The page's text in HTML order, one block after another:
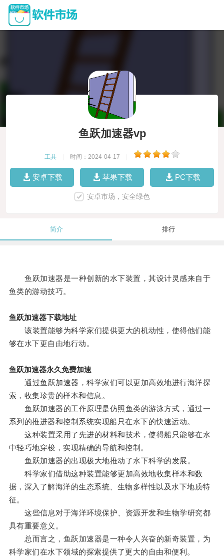
鱼跃加速器vp
工具 时间：2024-04-17
安卓下载 苹果下载 PC下载
安卓市场，安全绿色
简介 排行
鱼跃加速器是一种创新的水下装置，其设计灵感来自于
鱼类的游动技巧。
鱼跃加速器下载地址
该装置能够为科学家们提供更大的机动性，使得他们能
够在水下更自由地行动。
鱼跃加速器永久免费加速
通过鱼跃加速器，科学家们可以更加高效地进行海洋探
索，收集珍贵的样本和信息。
鱼跃加速器的工作原理是仿照鱼类的游泳方式，通过一
系列的推进器和控制系统实现船只在水下的快速运动。
这种装置采用了先进的材料和技术，使得船只能够在水
中轻巧地穿梭，实现精确的导航和控制。
鱼跃加速器的出现极大地推动了水下科学的发展。
科学家们借助这种装置能够更加高效地收集样本和数
据，深入了解海洋的生态系统、生物多样性以及水下地质特
征。
这些信息对于海洋环境保护、资源开发和生物学研究都
具有重要意义。
总而言之，鱼跃加速器是一种令人兴奋的新奇装置，为
科学家们在水下领域的探索提供了更大的自由和便利。